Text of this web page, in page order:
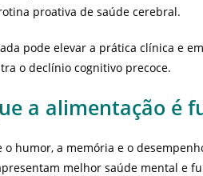
proativa de saúde cerebral.
pode elevar a prática clínica e
o declínio cognitivo precoce.
a alimentação é
humor, a memória e o
melhor saúde mental e